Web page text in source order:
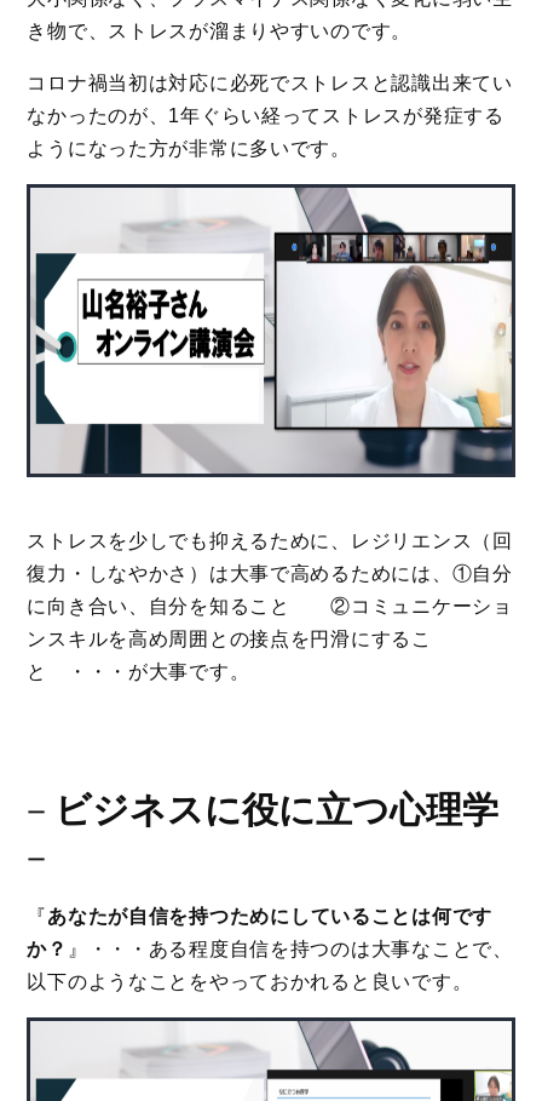
き物で、ストレスが溜まりやすいのです。
コロナ禍当初は対応に必死でストレスと認識出来てい
なかったのが、1年ぐらい経ってストレスが発症する
ようになった方が非常に多いです。
ストレスを少しでも抑えるために、レジリエンス（回
復力・しなやかさ）は大事で高めるためには、①自分
に向き合い、自分を知ること ②コミュニケーショ
ンスキルを高め周囲との接点を円滑にするこ
と ・・・が大事です。
－ ビジネスに役に立つ心理学
－
『あなたが自信を持つためにしていることは何です
か？ 』・・・ある程度自信を持つのは大事なことで、
以下のようなことをやっておかれると良いです。